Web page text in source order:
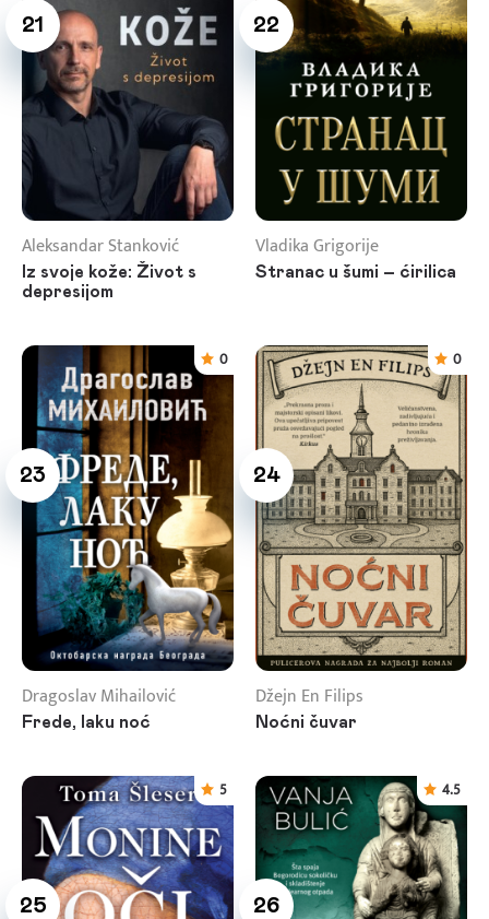
21
Aleksandar Stanković
Iz svoje kože: Život s
depresijom
22
Vladika Grigorije
Stranac u šumi – ćirilica
23
0
Dragoslav Mihailović
Frede, laku noć
24
0
Džejn En Filips
Noćni čuvar
25
5
26
4.5